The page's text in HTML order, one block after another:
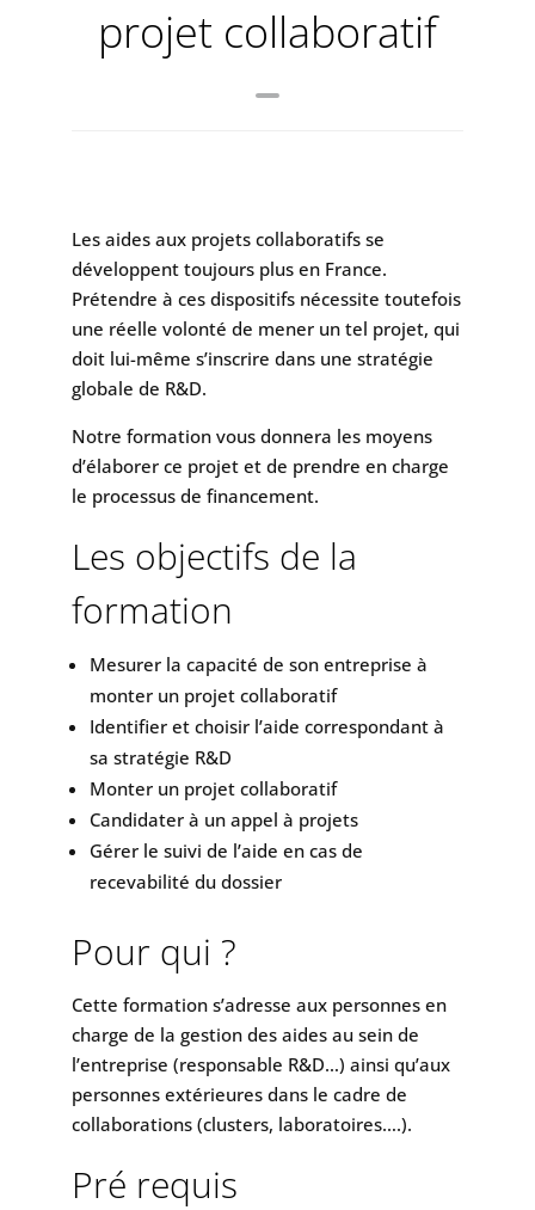
projet collaboratif
Les aides aux projets collaboratifs se
développent toujours plus en France.
Prétendre à ces dispositifs nécessite toutefois
une réelle volonté de mener un tel projet, qui
doit lui-même s’inscrire dans une stratégie
globale de R&D.
Notre formation vous donnera les moyens
d’élaborer ce projet et de prendre en charge
le processus de financement.
Les objectifs de la
formation
Mesurer la capacité de son entreprise à
monter un projet collaboratif
Identifier et choisir l’aide correspondant à
sa stratégie R&D
Monter un projet collaboratif
Candidater à un appel à projets
Gérer le suivi de l’aide en cas de
recevabilité du dossier
Pour qui ?
Cette formation s’adresse aux personnes en
charge de la gestion des aides au sein de
l’entreprise (responsable R&D…) ainsi qu’aux
personnes extérieures dans le cadre de
collaborations (clusters, laboratoires….).
Pré requis